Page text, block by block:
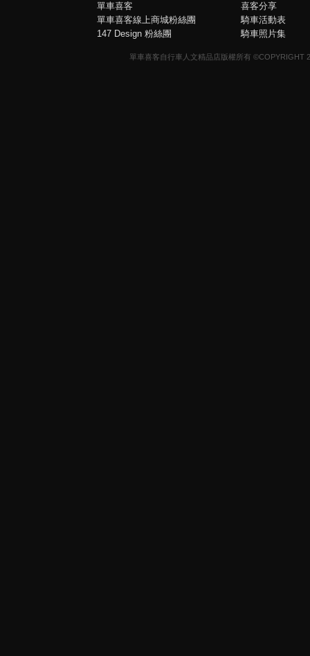
單車喜客
單車喜客線上商城粉絲團
147 Design 粉絲團
喜客分享
騎車活動表
騎車照片集
單車喜客自行車人文精品店版權所有